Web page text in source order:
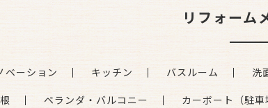
リフォーム
ベーション キッチン バスルーム 洗
ベランダ・バルコニー カーボート（駐車